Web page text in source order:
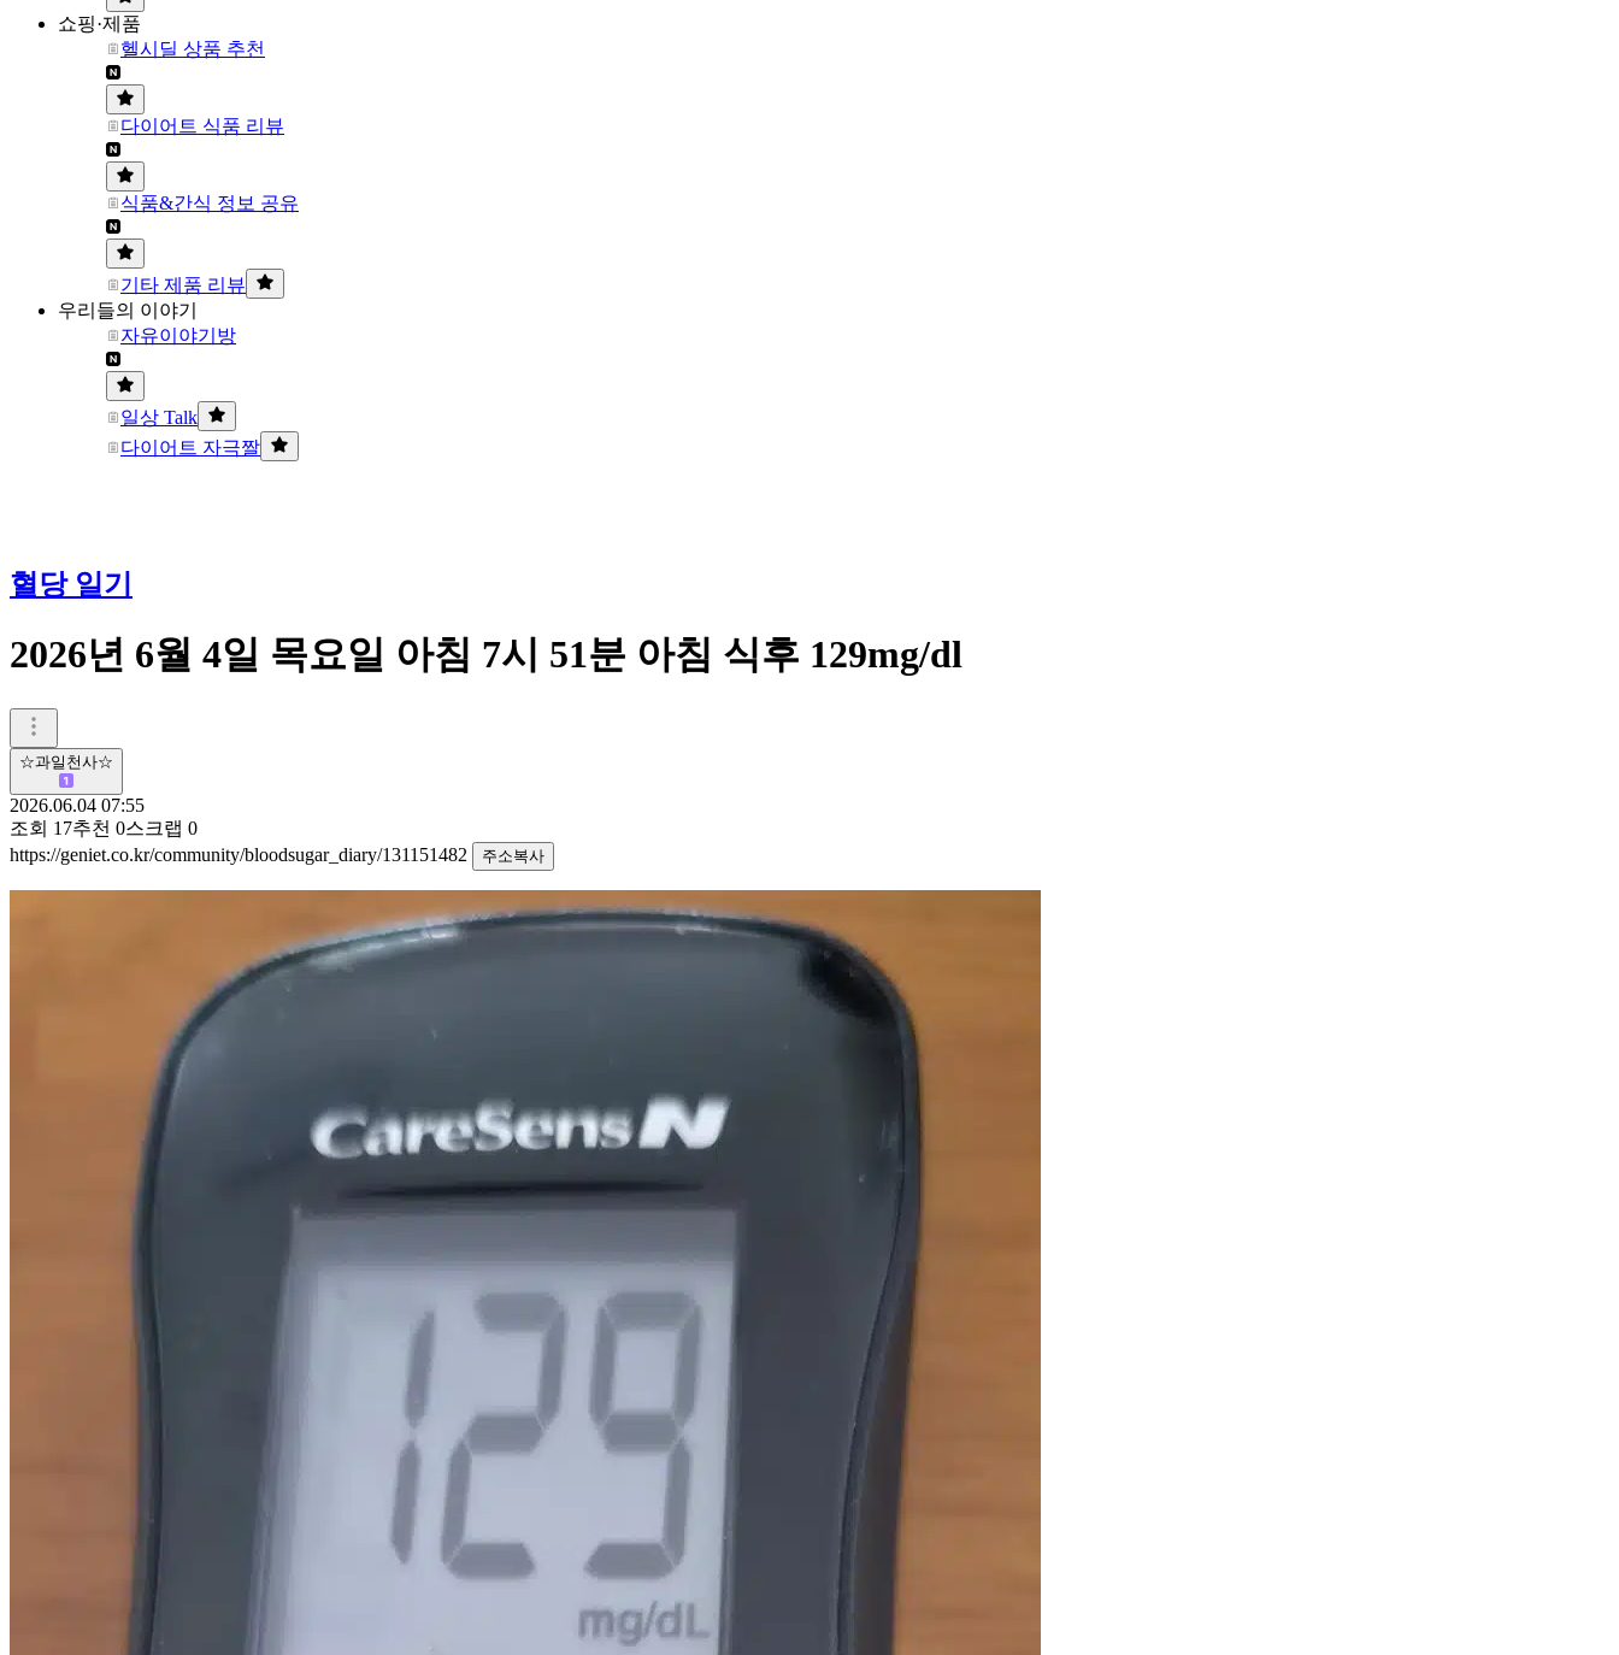
쇼핑·제품
헬시딜 상품 추천
다이어트 식품 리뷰
식품&간식 정보 공유
기타 제품 리뷰
우리들의 이야기
자유이야기방
일상 Talk
다이어트 자극짤
혈당 일기
2026년 6월 4일 목요일 아침 7시 51분 아침 식후 129mg/dl
☆과일천사☆
2026.06.04 07:55
조회 17추천 0스크랩 0
https://geniet.co.kr/community/bloodsugar_diary/131151482
주소복사